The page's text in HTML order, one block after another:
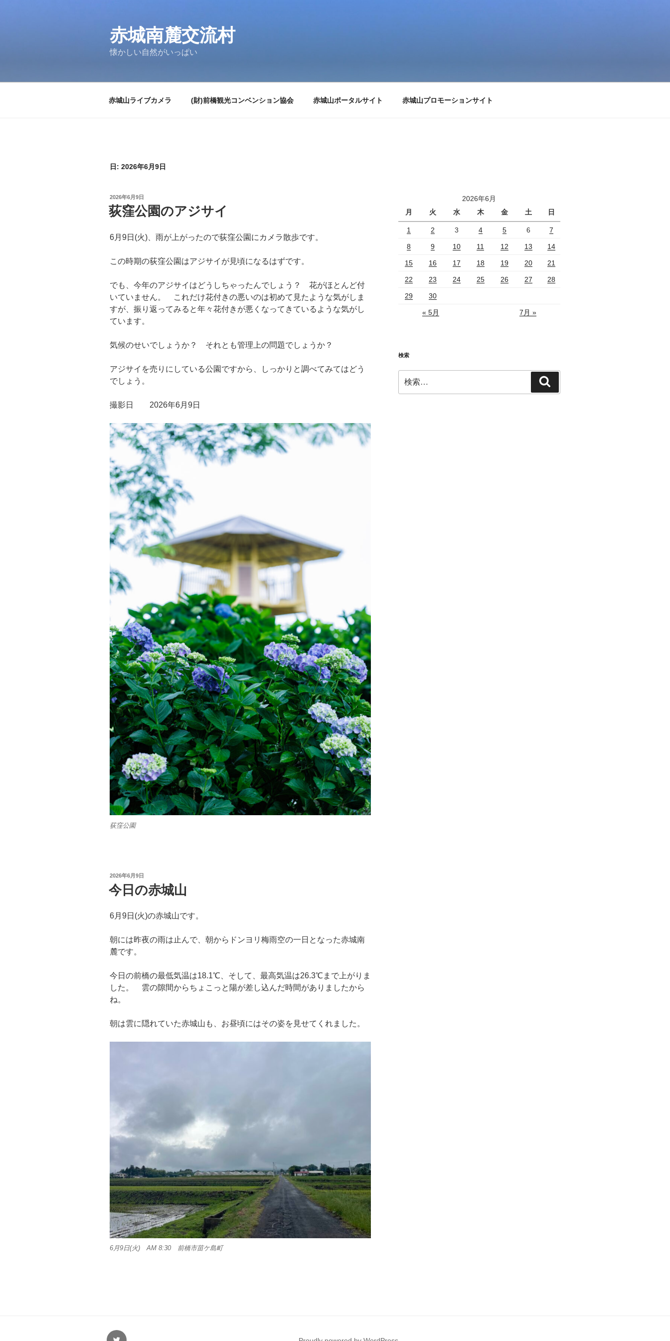
赤城南麓交流村
懐かしい自然がいっぱい
赤城山ライブカメラ (財)前橋観光コンベンション協会 赤城山ポータルサイト 赤城山プロモーションサイト
日: 2026年6月9日
投
稿
日:
2026年6月9日
荻窪公園のアジサイ
6月9日(火)、雨が上がったので荻窪公園にカメラ散歩です。
この時期の荻窪公園はアジサイが見頃になるはずです。
でも、今年のアジサイはどうしちゃったんでしょう？ 花がほとんど付
いていません。 これだけ花付きの悪いのは初めて見たような気がしま
すが、振り返ってみると年々花付きが悪くなってきているような気がし
ています。
気候のせいでしょうか？ それとも管理上の問題でしょうか？
アジサイを売りにしている公園ですから、しっかりと調べてみてはどう
でしょう。
撮影日 2026年6月9日
荻窪公園
投
稿
日:
2026年6月9日
今日の赤城山
6月9日(火)の赤城山です。
朝には昨夜の雨は止んで、朝からドンヨリ梅雨空の一日となった赤城南
麓です。
今日の前橋の最低気温は18.1℃、そして、最高気温は26.3℃まで上がりま
した。 雲の隙間からちょこっと陽が差し込んだ時間がありましたから
ね。
朝は雲に隠れていた赤城山も、お昼頃にはその姿を見せてくれました。
6月9日(火) AM 8:30 前橋市苗ケ島町
2026年6月
月
火 水 木 金 土 日
1 2 3 4 5 6 7
8 9 10 11 12 13 14
15 16 17 18 19 20 21
22 23 24 25 26 27 28
29 30
« 5月 7月 »
検索
索:
索
Twitter